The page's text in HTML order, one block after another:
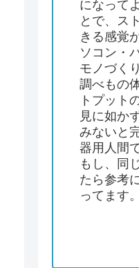
になって
とで、ス
きる感覚
ソコン・
モノづく
調べもの
トプット
見に如か
みないと
器用人間
もし、同
たら参考
ってます。